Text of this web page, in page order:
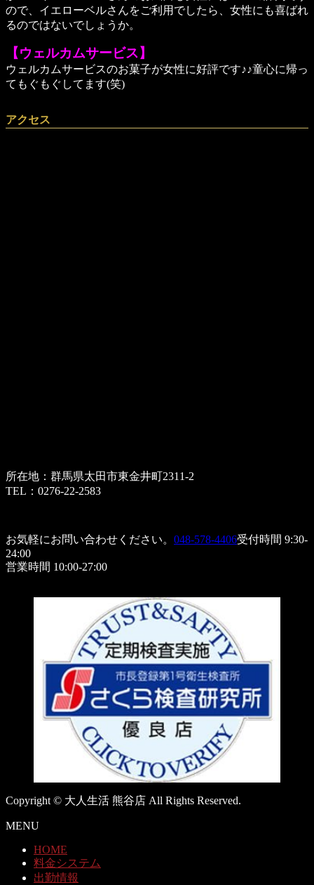
ので、イエローベルさんをご利用でしたら、女性にも喜ばれ
るのではないでしょうか。
【ウェルカムサービス】
ウェルカムサービスのお菓子が女性に好評です♪♪童心に帰っ
てもぐもぐしてます(笑)
アクセス
所在地：群馬県太田市東金井町2311-2
TEL：0276-22-2583
お気軽にお問い合わせください。 048-578-4406受付時間 9:30-
24:00
営業時間 10:00-27:00
Copyright © 大人生活 熊谷店 All Rights Reserved.
MENU
HOME
料金システム
出勤情報